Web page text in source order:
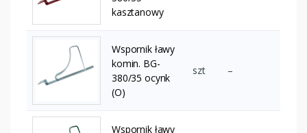
kasztanowy
Wspornik ławy
komin. BG-
380/35 ocynk
(O)
szt –
Wspornik ławy